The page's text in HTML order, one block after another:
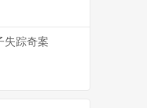
失踪奇案